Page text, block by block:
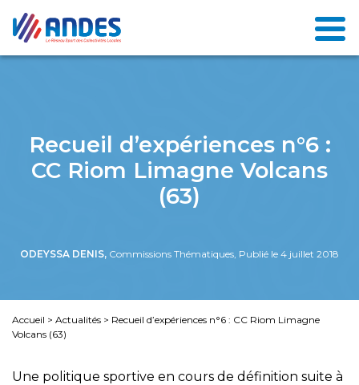
Recueil d’expériences n°6 :
CC Riom Limagne Volcans
(63)
ODEYSSA DENIS, Commissions Thématiques, Publié le 4 juillet 2018
Accueil > Actualités > Recueil d’expériences n°6 : CC Riom Limagne
Volcans (63)
Une politique sportive en cours de définition suite à